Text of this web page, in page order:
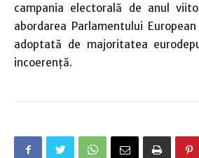
campania electorală de anul
abordarea Parlamentului
adoptată de majoritatea
incoerenţă.